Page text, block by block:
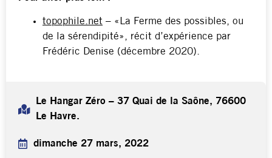
topophile.net – «La Ferme des possibles, ou
de la sérendipité», récit d’expérience par
Frédéric Denise (décembre 2020).
Le Hangar Zéro – 37 Quai de la Saône, 76600
Le Havre.
dimanche 27 mars, 2022